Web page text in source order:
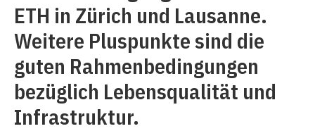
ETH in Zürich und Lausanne.
Weitere Pluspunkte sind die
guten Rahmenbedingungen
bezüglich Lebensqualität und
Infrastruktur.